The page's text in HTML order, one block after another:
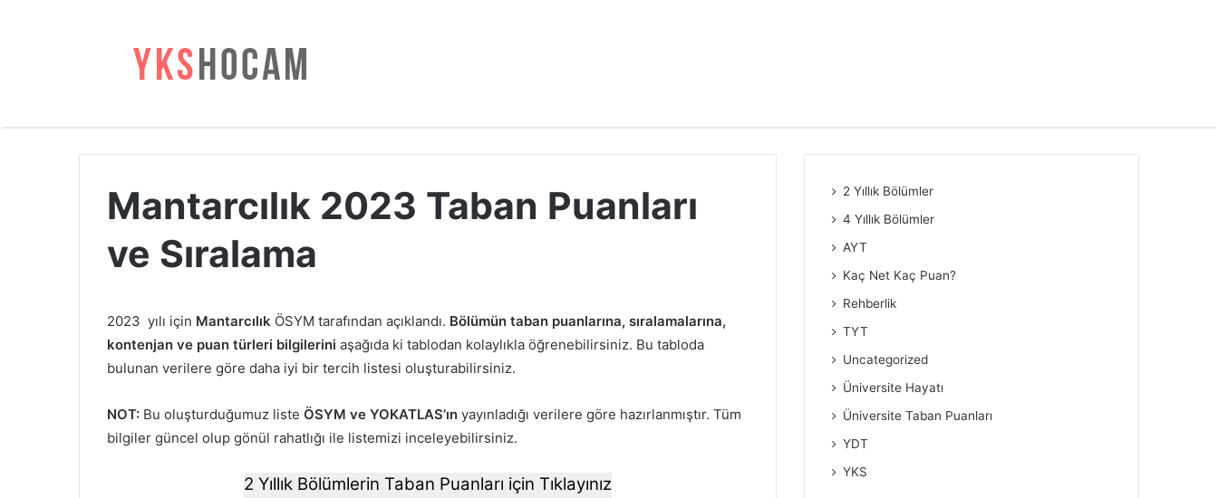
Mantarcılık 2023 Taban Puanları
ve Sıralama
2023 yılı için Mantarcılık ÖSYM tarafından açıklandı. Bölümün taban puanlarına, sıralamalarına,
kontenjan ve puan türleri bilgilerini aşağıda ki tablodan kolaylıkla öğrenebilirsiniz. Bu tabloda
bulunan verilere göre daha iyi bir tercih listesi oluşturabilirsiniz.
NOT: Bu oluşturduğumuz liste ÖSYM ve YOKATLAS’ın yayınladığı verilere göre hazırlanmıştır. Tüm
bilgiler güncel olup gönül rahatlığı ile listemizi inceleyebilirsiniz.
2 Yıllık Bölümlerin Taban Puanları için Tıklayınız
2 Yıllık Bölümler
4 Yıllık Bölümler
AYT
Kaç Net Kaç Puan?
Rehberlik
TYT
Uncategorized
Üniversite Hayatı
Üniversite Taban Puanları
YDT
YKS